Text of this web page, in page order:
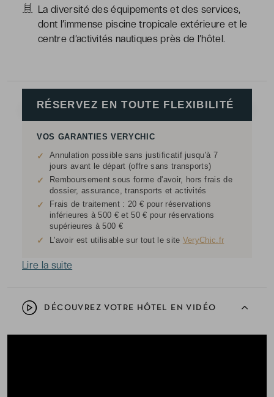
La diversité des équipements et des services,
dont l’immense piscine tropicale extérieure et le
centre d’activités nautiques près de l’hôtel.
DÉCOUVREZ VOTRE HÔTEL EN VIDÉO
RÉSERVEZ EN TOUTE FLEXIBILITÉ
VOS GARANTIES VERYCHIC
✓
Annulation possible sans justificatif jusqu'à 7
jours avant le départ (offre sans transports)
✓
Remboursement sous forme d'avoir, hors frais de
dossier, assurance, transports et activités
✓
Frais de traitement : 20 € pour réservations
inférieures à 500 € et 50 € pour réservations
supérieures à 500 €
✓ L'avoir est utilisable sur tout le site VeryChic.fr
Lire la suite